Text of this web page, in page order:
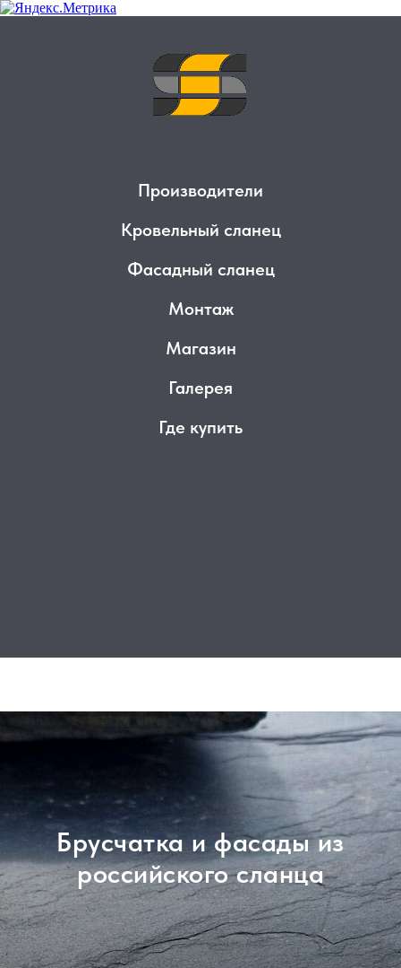
Производители
Кровельный сланец
Фасадный сланец
Монтаж
Магазин
Галерея
Где купить
Брусчатка и фасады из
российского сланца